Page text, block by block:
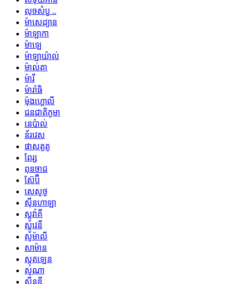
លុចសំបួ ..
ម៉ាសេដ្យាន
ម៉ាឡាកា
ម៉ាឡេ
ម៉ាឡាយ៉ាល់
ម៉ាល់តា
ម៉ារី
ម៉ារ៉ាធិ
ម៉ុងហ្គោលី
ជនជាតិភូមា
នេប៉ាល់
ន័រវេស
ផាសតូតូ
ពែរ្ស
ពុនចាជ
ស៊ែប៊ី
សេសូថូ
ស៊ីនហាឡា
ស្លូវ៉ាគី
ស្លូវេនី
សូម៉ាលី
សាម៉ាន
ស្កុតឡេន
សូណា
ស៊ីនឌី